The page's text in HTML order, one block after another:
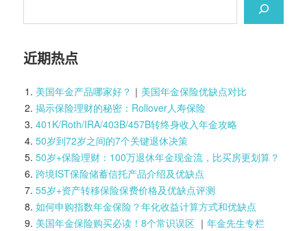
近期热点
美国年金产品哪家好？ ｜ 美国年金保险优缺点对比
揭示保险理财的秘密：Rollover人寿保险
401K/Roth/IRA/403B/457B转终身收入年金攻略
50岁到72岁之间的7个关键退休决策
50岁+保险理财：100万退休年金现金流，比买房更划算？
跨境IST保险储蓄信托产品介绍及优缺点
55岁+资产转移保险保费价格及优缺点评测
如何申购指数年金保险？年化收益计算方式和优缺点
美国年金保险购买必读！8个常识误区｜ 年金先生专栏